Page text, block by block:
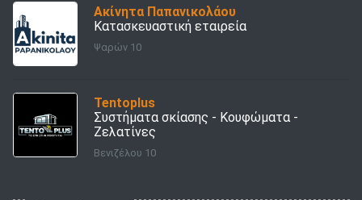
Ακίνητα Παπανικολάου
Κατασκευαστική εταιρεία
Ψαρών 10
Tentoplus
Συστήματα σκίασης - Κουφώματα -
Ζελατίνες
Βενιζέλου 10